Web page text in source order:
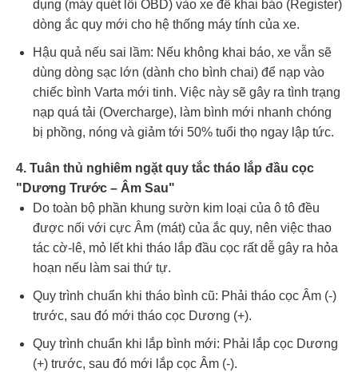
dụng (máy quét lỗi OBD) vào xe để khai báo (Register)
dòng ắc quy mới cho hệ thống máy tính của xe.
Hậu quả nếu sai lầm: Nếu không khai báo, xe vẫn sẽ
dùng dòng sạc lớn (dành cho bình chai) để nạp vào
chiếc bình Varta mới tinh. Việc này sẽ gây ra tình trạng
nạp quá tải (Overcharge), làm bình mới nhanh chóng
bị phồng, nóng và giảm tới 50% tuổi thọ ngay lập tức.
4. Tuân thủ nghiêm ngặt quy tắc tháo lắp đầu cọc
"Dương Trước – Âm Sau"
Do toàn bộ phần khung sườn kim loại của ô tô đều
được nối với cực Âm (mát) của ắc quy, nên việc thao
tác cờ-lê, mỏ lết khi tháo lắp đầu cọc rất dễ gây ra hỏa
hoạn nếu làm sai thứ tự.
Quy trình chuẩn khi tháo bình cũ: Phải tháo cọc Âm (-)
trước, sau đó mới tháo cọc Dương (+).
Quy trình chuẩn khi lắp bình mới: Phải lắp cọc Dương
(+) trước, sau đó mới lắp cọc Âm (-).